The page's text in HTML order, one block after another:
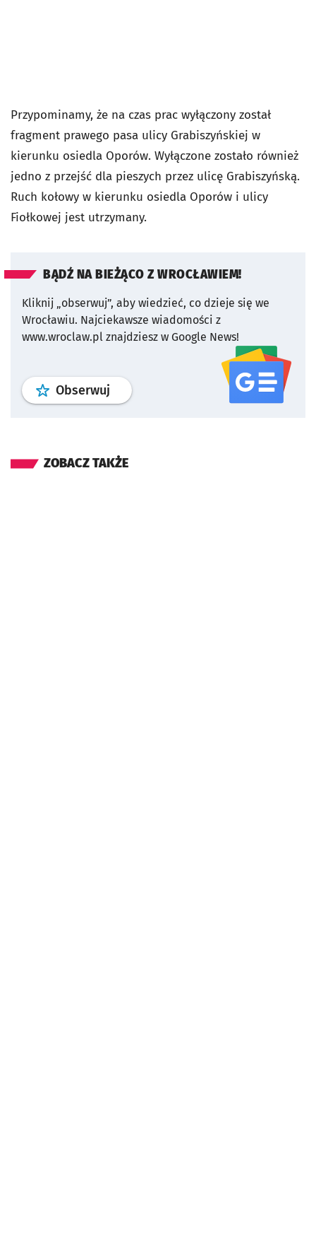
Przypominamy, że na czas prac wyłączony został
fragment prawego pasa ulicy Grabiszyńskiej w
kierunku osiedla Oporów. Wyłączone zostało również
jedno z przejść dla pieszych przez ulicę Grabiszyńską.
Ruch kołowy w kierunku osiedla Oporów i ulicy
Fiołkowej jest utrzymany.
BĄDŹ NA BIEŻĄCO Z WROCŁAWIEM!
Kliknij „obserwuj”, aby wiedzieć, co dzieje się we
Wrocławiu. Najciekawsze wiadomości z
www.wroclaw.pl znajdziesz w Google News!
Obserwuj profil serwisu
ZOBACZ TAKŻE